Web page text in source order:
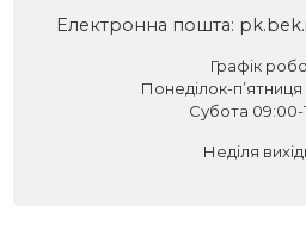
Електронна пошта:
Графік
Понеділок-
Субота 09:00-
Неділя